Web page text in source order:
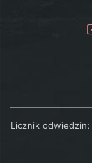
Licznik odwiedzin: